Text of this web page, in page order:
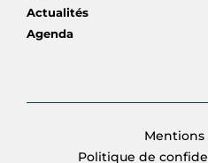
Actualités
Agenda
Mentions
Politique de